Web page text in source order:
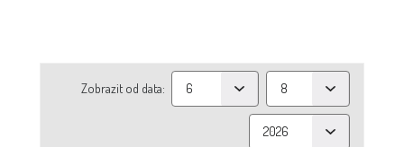
Zobrazit od data: